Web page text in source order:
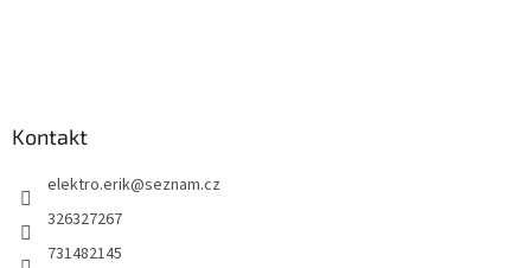
Kontakt
elektro.erik@seznam.cz
326327267
731482145